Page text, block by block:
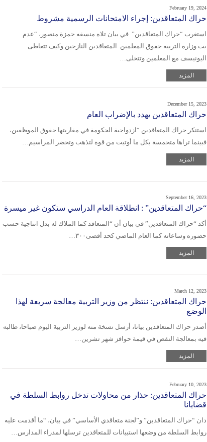
February 19, 2024
حراك المتعاقدين: إجراء الامتحانات الرسمية مشروط
استغرب “حراك المتعاقدين” في بيان تلاه منسقه حمزة منصور، “عدم
بت وزارة التربية حقوق المعلمين المتعاقدين النازحين وكيف تتعاطى
اليونيسف مع المعلمين وتتخلى…
المزيد
December 15, 2023
حراك المتعاقدين يهدد بالإضراب العام
استنكر حراك المتعاقدين “ازدواجية الحكومة في مقاربتها حقوق الموظفين،
فبينما تراها متحمسة بكل ما أوتيت من قوة لتذهب وتحضر المراسيم…
المزيد
September 16, 2023
“حراك المتعاقدين” : انطلاقة العام الدراسي ستكون غير ميسرة
أكد “حراك المتعاقدين” في بيان أن “المتعاقد كما الملاك له بدل انتاجية حسب
حضوره وساعاته كما العام الماضي كحد أقصى٣٠٠…
المزيد
March 12, 2023
حراك المتعاقدين: ننتظر من وزير التربية معالجة سريعة لهذا
الوضع
أصدر حراك المتعاقدين بيانا، أرسل نسخة منه لوزير التربية اليوم صباحا، طالبه
فيه بمعالجة النقص في قيمة حوافز شهر تشرين…
المزيد
February 10, 2023
حراك المتعاقدين: حذار من محاولات تدخل روابط السلطة في
قضايانا
دان “حراك المتعاقدين” و”لجنة متعاقدي الأساسي” في بيان، “ما أقدمت عليه
روابط السلطة من وضعها استبيانات للمتعاقدين ترسلها لمدراء المدارس…